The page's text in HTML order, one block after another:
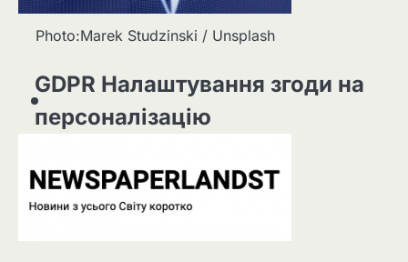
Photo:Marek Studzinski / Unsplash
GDPR Налаштування згоди на
персоналізацію